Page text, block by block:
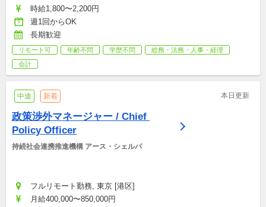
時給1,800〜2,200円
週1回からOK
長期歓迎
リモート可 年齢不問 学歴不問
総務・法務・人事・経理
会計
中途 新着 本日更新
政策渉外マネージャー / Chief
Policy Officer
持続社会連携推進機構 アース・シェルパ
フルリモート勤務, 東京 [港区]
月給400,000〜850,000円